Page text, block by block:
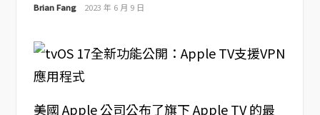
Brian Fang 2023 年 6 月 9 日
美國 Apple 公司公布了旗下 Apple TV 的最